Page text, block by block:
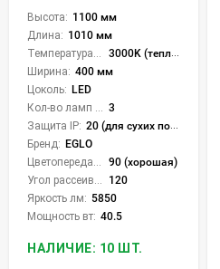
Высота: 1100 мм
Длина: 1010 мм
3000K (теплый)
Ширина: 400 мм
Цоколь: LED
3
Защита IP: 20 (для сухих пом.)
Бренд: EGLO
90 (хорошая)
120
Яркость лм: 5850
Мощность вт: 40.5
НАЛИЧИЕ: 10 ШТ.